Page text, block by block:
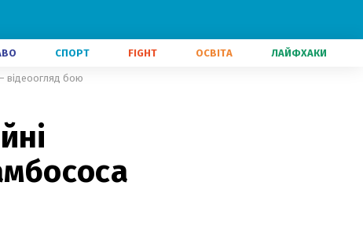
СПОРТ FIGHT ОСВІТА ЛАЙФХАКИ
– відеоогляд бою